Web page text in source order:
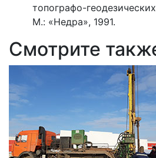
топографо-
М.: «Недра», 1991.
Смотрите